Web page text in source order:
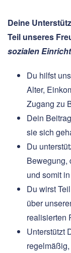
Deine
Teil unseres
sozialen
Du hilfst
Alter,
Zugang zu
Dein
sie sich
Du
Bewegung,
und somit
Du wirst
über
realisierten
Unterstützt